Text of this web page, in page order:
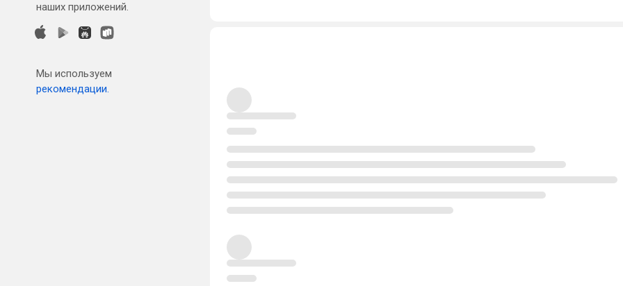
наших приложений.
Мы используем
рекомендации.